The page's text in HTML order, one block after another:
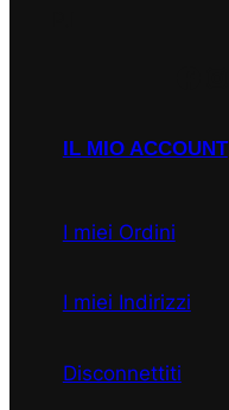
IL MIO ACCOUNT
I miei Ordini
I miei Indirizzi
Disconnettiti